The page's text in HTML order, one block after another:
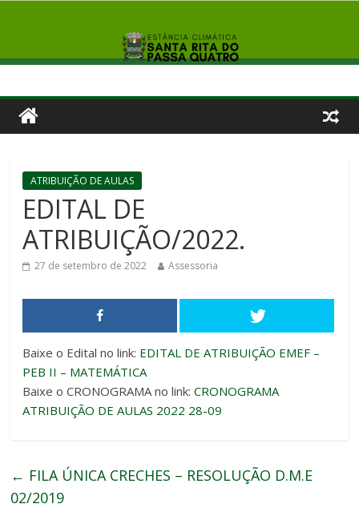
ATRIBUIÇÃO DE AULAS
EDITAL DE
ATRIBUIÇÃO/2022.
27 de setembro de 2022 Assessoria
Baixe o Edital no link: EDITAL DE ATRIBUIÇÃO EMEF –
PEB II – MATEMÁTICA
Baixe o CRONOGRAMA no link:CRONOGRAMA
ATRIBUIÇÃO DE AULAS 2022 28-09
← FILA ÚNICA CRECHES – RESOLUÇÃO D.M.E
02/2019